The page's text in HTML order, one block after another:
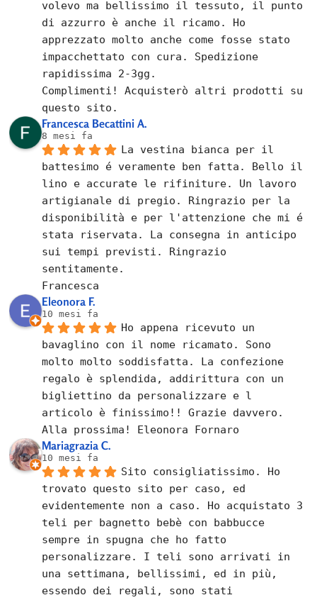
volevo ma bellissimo il tessuto, il punto
di azzurro è anche il ricamo. Ho
apprezzato molto anche come fosse stato
impacchettato con cura. Spedizione
rapidissima 2-3gg.
Complimenti! Acquisterò altri prodotti su
questo sito.
Francesca Becattini A.
8 mesi fa
La vestina bianca per il
battesimo é veramente ben fatta. Bello il
lino e accurate le rifiniture. Un lavoro
artigianale di pregio. Ringrazio per la
disponibilità e per l'attenzione che mi é
stata riservata. La consegna in anticipo
sui tempi previsti. Ringrazio
sentitamente.
Francesca
Eleonora F.
10 mesi fa
Ho appena ricevuto un
bavaglino con il nome ricamato. Sono
molto molto soddisfatta. La confezione
regalo è splendida, addirittura con un
bigliettino da personalizzare e l
articolo è finissimo!! Grazie davvero.
Alla prossima! Eleonora Fornaro
Mariagrazia C.
10 mesi fa
Sito consigliatissimo. Ho
trovato questo sito per caso, ed
evidentemente non a caso. Ho acquistato 3
teli per bagnetto bebè con babbucce
sempre in spugna che ho fatto
personalizzare. I teli sono arrivati in
una settimana, bellissimi, ed in più,
essendo dei regali, sono stati